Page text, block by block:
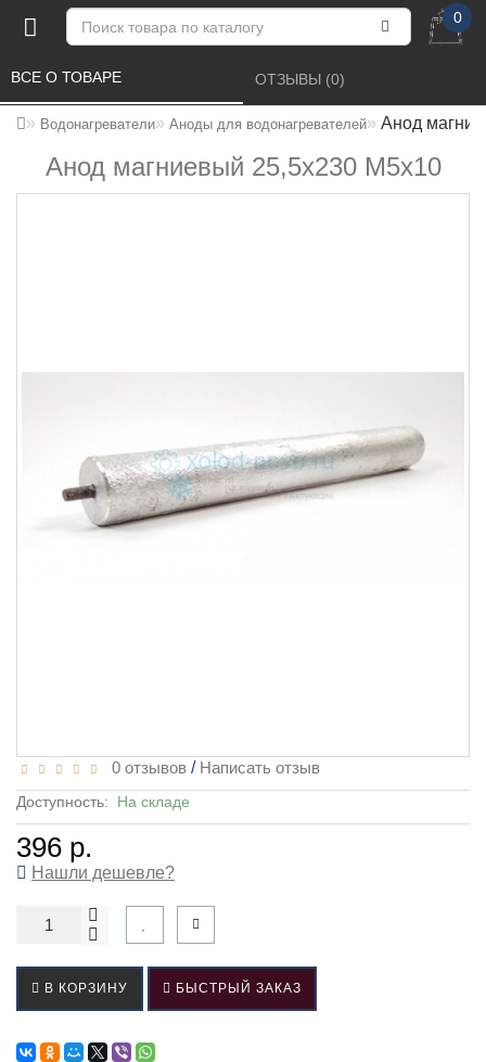
0
Водонагреватели Аноды для водонагревателей Анод
Анод магниевый 25,5x230 M5x10
ВСЕ О ТОВАРЕ ОТЗЫВЫ (0)
0 отзывов / Написать отзыв
Доступность: На складе
396 р.
Нашли дешевле?
В КОРЗИНУ БЫСТРЫЙ ЗАКАЗ